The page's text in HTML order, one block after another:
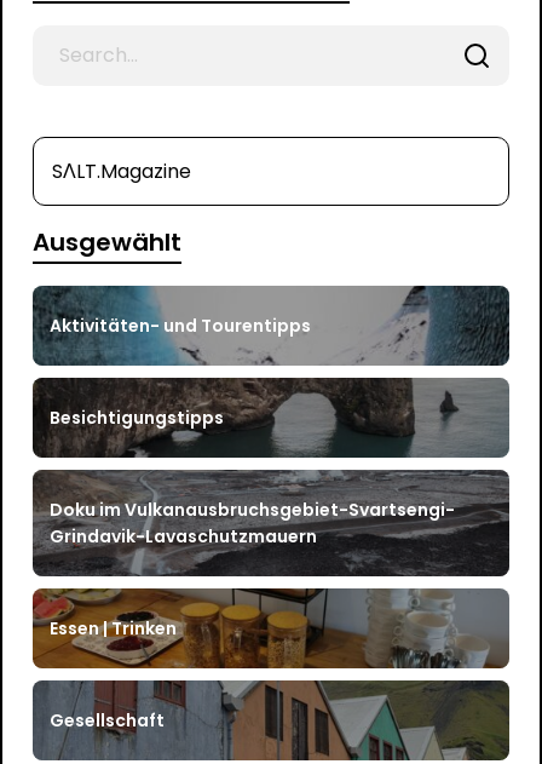
SΛLT.Magazine
Ausgewählt
Aktivitäten- und Tourentipps
Besichtigungstipps
Doku im Vulkanausbruchsgebiet-Svartsengi-
Grindavik-Lavaschutzmauern
Essen | Trinken
Gesellschaft